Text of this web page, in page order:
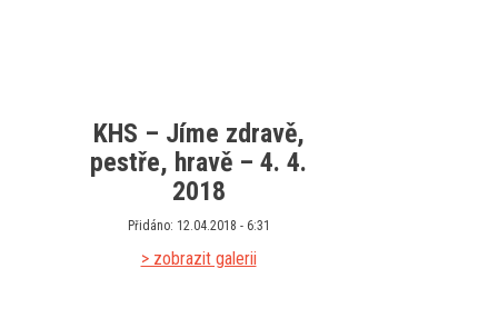
KHS – Jíme zdravě,
pestře, hravě – 4. 4.
2018
Přidáno: 12.04.2018 - 6:31
> zobrazit galerii